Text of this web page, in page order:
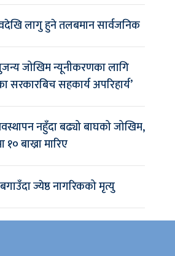
लागु हुने तलबमान सार्वजनिक
जोखिम न्यूनीकरणका लागि
सरकारबिच सहकार्य अपरिहार्य’
नहुँदा बढ्यो बाघको जोखिम,
बाख्रा मारिए
ज्येष्ठ नागरिकको मृत्यु